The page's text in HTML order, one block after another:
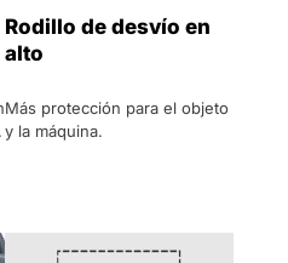
Rodillo de desvío en
alto
Más protección para el objeto
y la máquina.